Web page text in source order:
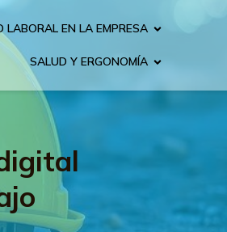
LABORAL EN LA EMPRESA
SALUD Y ERGONOMÍA